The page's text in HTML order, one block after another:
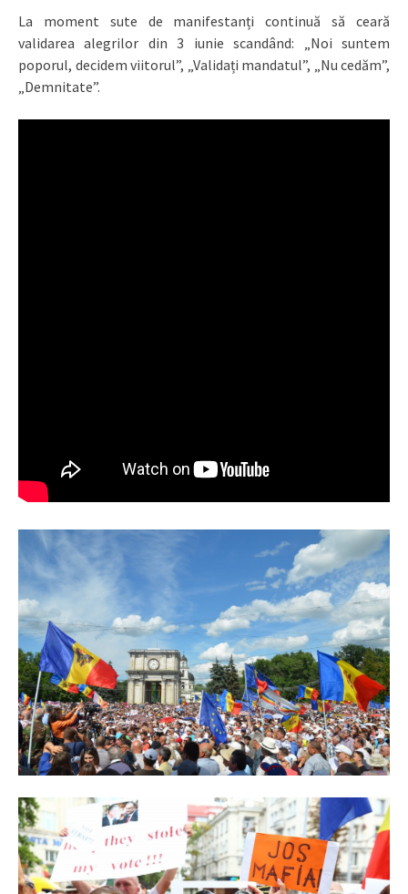
La moment sute de manifestanți continuă să ceară
validarea alegrilor din 3 iunie scandând: „Noi suntem
poporul, decidem viitorul”, „Validați mandatul”, „Nu cedăm”,
„Demnitate”.